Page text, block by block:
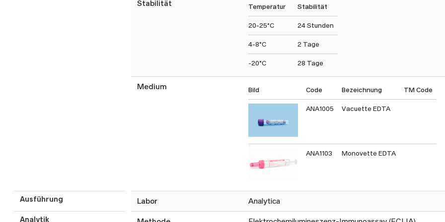
Wert weniger durch die kürzliche Folsäureaufnahme
den Erythrozyten ist ein stabilerer und verlässlicherer
Stabilität Temperatur Stabilität
20-25°C 24 Stunden
4-8°C 2 Tage
-20°C 28 Tage
Medium Bild Code Bezeichnung TM Code
ANA1005 Vacuette EDTA
ANA1103 Monovette EDTA
Ausführung Labor Analytica
Analytik